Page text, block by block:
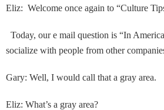
Eliz: Welcome once again to “Culture
Today, our e mail question is “In
socialize with people from other
Gary: Well, I would call that a gray area.
Eliz: What’s a gray area?